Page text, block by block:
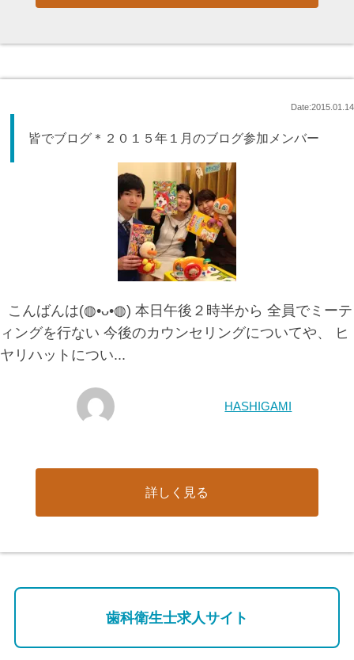
Date:2015.01.14
皆でブログ＊２０１５年１月のブログ参加メンバー
こんばんは(◍•ᴗ•◍) 本日午後２時半から 全員でミーテ
ィングを行ない 今後のカウンセリングについてや、 ヒ
ヤリハットについ...
HASHIGAMI
詳しく見る
歯科衛生士求人サイト